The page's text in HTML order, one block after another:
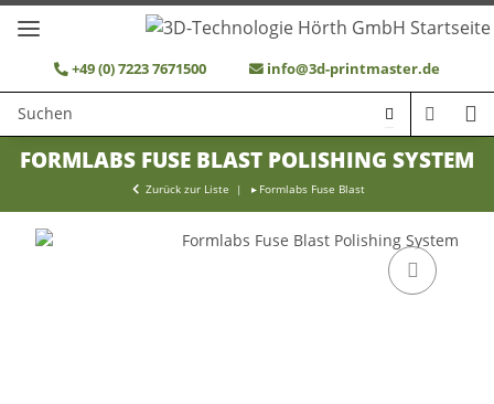
+49 (0) 7223 7671500 info@3d-printmaster.de
FORMLABS FUSE BLAST POLISHING SYSTEM
Zurück zur Liste Formlabs Fuse Blast